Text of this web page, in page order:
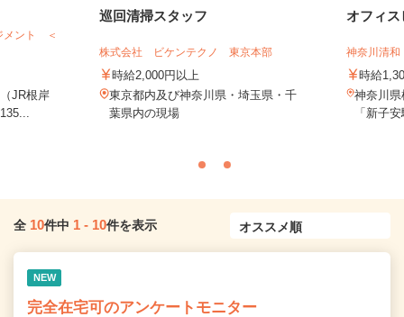
メント ＜
JR根岸
巡回清掃スタッフ
株式会社 ビケンテクノ 東京本部
時給2,000円以上
東京都内及び神奈川県・埼玉県・千
葉県内の現場
オフィス
神奈川清
時給
神奈川
「新子
全 10件中 1 - 10件を表示
NEW
完全在宅可のアンケートモニター